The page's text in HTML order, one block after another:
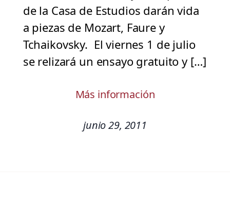
de la Casa de Estudios darán vida
a piezas de Mozart, Faure y
Tchaikovsky. El viernes 1 de julio
se relizará un ensayo gratuito y […]
Más información
junio 29, 2011